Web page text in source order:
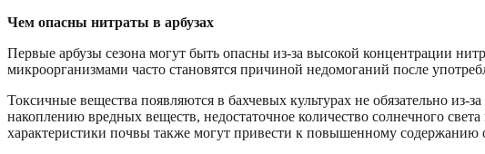
Чем опасны нитраты в арбузах
Первые арбузы сезона могут быть опасны из-за высокой концентрации
микроорганизмами часто становятся причиной недомоганий после
Токсичные вещества появляются в бахчевых культурах не обязательно
накоплению вредных веществ, недостаточное количество солнечного
характеристики почвы также могут привести к повышенному содержанию